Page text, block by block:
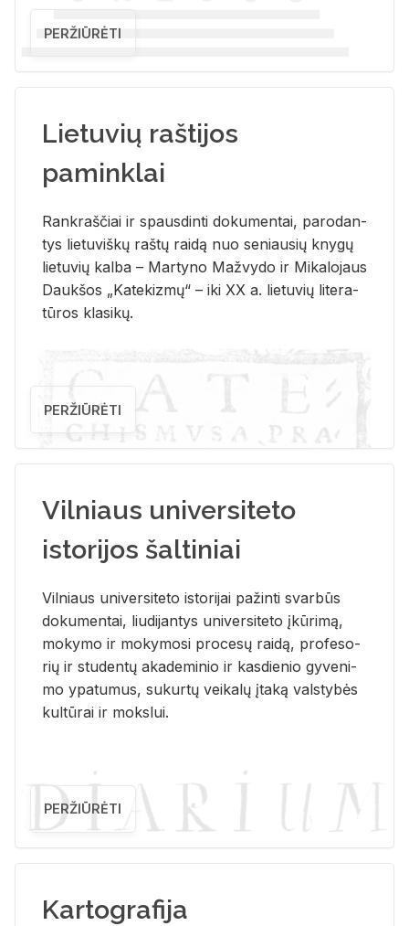
PERŽIŪRĖTI
Lietuvių raštijos
paminklai
Rank­raš­čiai ir spaus­din­ti do­ku­men­tai, pa­ro­dan­
tys lie­tu­viš­kų raš­tų rai­dą nuo se­niau­sių kny­gų
lie­tu­vių kal­ba – Mar­ty­no Ma­žvy­do ir Mi­ka­lo­jaus
Dauk­šos „Ka­te­kiz­mų“ – iki XX a. lie­tu­vių li­te­ra­
tū­ros kla­si­kų.
PERŽIŪRĖTI
Vilniaus universiteto
istorijos šaltiniai
Vil­niaus uni­ver­si­te­to is­to­ri­jai pa­žin­ti svar­būs
do­ku­men­tai, liu­di­jan­tys uni­ver­si­te­to įkū­ri­mą,
mo­ky­mo ir mo­ky­mo­si pro­ce­sų rai­dą, pro­fe­so­
rių ir stu­den­tų aka­de­mi­nio ir kas­die­nio gy­ve­ni­
mo ypa­tu­mus, su­kur­tų vei­ka­lų įta­ką vals­ty­bės
kul­tū­rai ir moks­lui.
PERŽIŪRĖTI
Kartografija